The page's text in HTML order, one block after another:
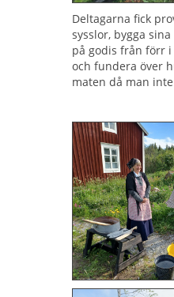
Deltagarna fick
sysslor, bygga
på godis från förr
och fundera över
maten då man